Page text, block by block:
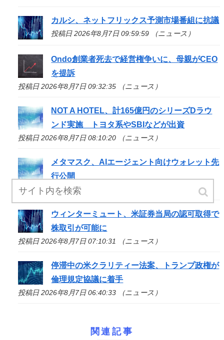
カルシ、ネットフリックス予測市場番組に抗議
投稿日 2026年8月7日 09:59:59 （ニュース）
Ondo創業者死去で経営権争いに、母親がCEO
を提訴
投稿日 2026年8月7日 09:32:35 （ニュース）
NOT A HOTEL、計165億円のシリーズDラウ
ンド実施 トヨタ系やSBIなどが出資
投稿日 2026年8月7日 08:10:20 （ニュース）
メタマスク、AIエージェント向けウォレット先
行公開
投稿日 2026年8月7日 07:55:29 （ニュース）
ウィンターミュート、米証券当局の認可取得で
株取引が可能に
投稿日 2026年8月7日 07:10:31 （ニュース）
停滞中の米クラリティー法案、トランプ政権が
倫理規定協議に着手
投稿日 2026年8月7日 06:40:33 （ニュース）
関連記事